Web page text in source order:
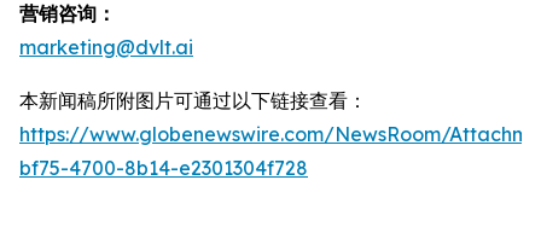
营销咨询：
marketing@dvlt.ai
本新闻稿所附图片可通过以下链接查看：
https://www.globenewswire.com/NewsRoom/
bf75-4700-8b14-e2301304f728